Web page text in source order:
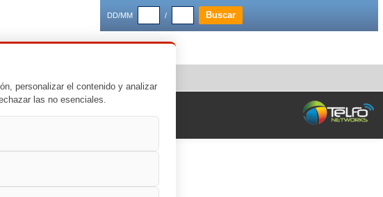
DD/MM /
personalizar el contenido y analizar
las no esenciales.